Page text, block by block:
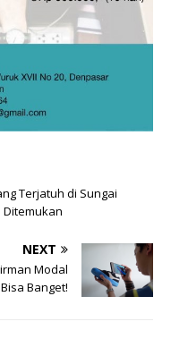
Terjatuh di Sungai
Ditemukan
NEXT
Modal
Banget!